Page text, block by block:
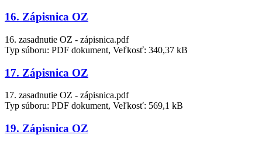
16. Zápisnica OZ
16. zasadnutie OZ - zápisnica.pdf
Typ súboru: PDF dokument, Veľkosť: 340,37 kB
17. Zápisnica OZ
17. zasadnutie OZ - zápisnica.pdf
Typ súboru: PDF dokument, Veľkosť: 569,1 kB
19. Zápisnica OZ